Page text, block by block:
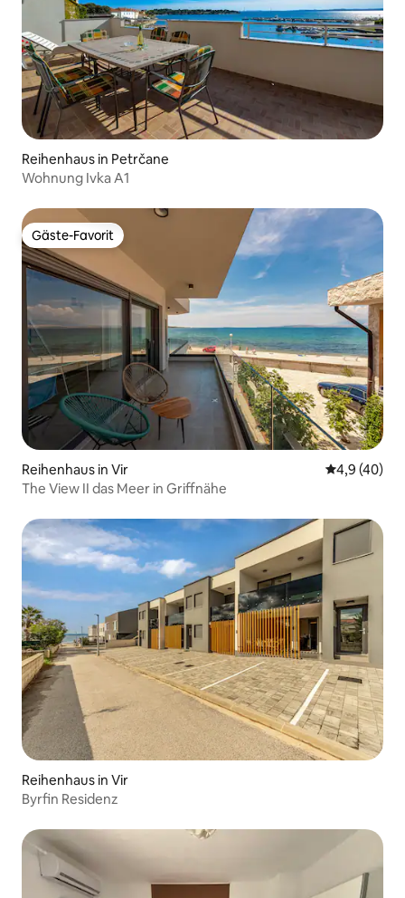
Reihenhaus in Petrčane
Wohnung Ivka A1
Gäste-Favorit
Gäste-Favorit
Reihenhaus in Vir
4,9 (40)
The View II das Meer in Griffnähe
Reihenhaus in Vir
Byrfin Residenz